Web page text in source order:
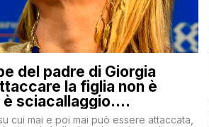
del padre di Giorgia
la figlia non è
sciacallaggio.
di essere diversi
cui mai e poi mai può essere attaccata,